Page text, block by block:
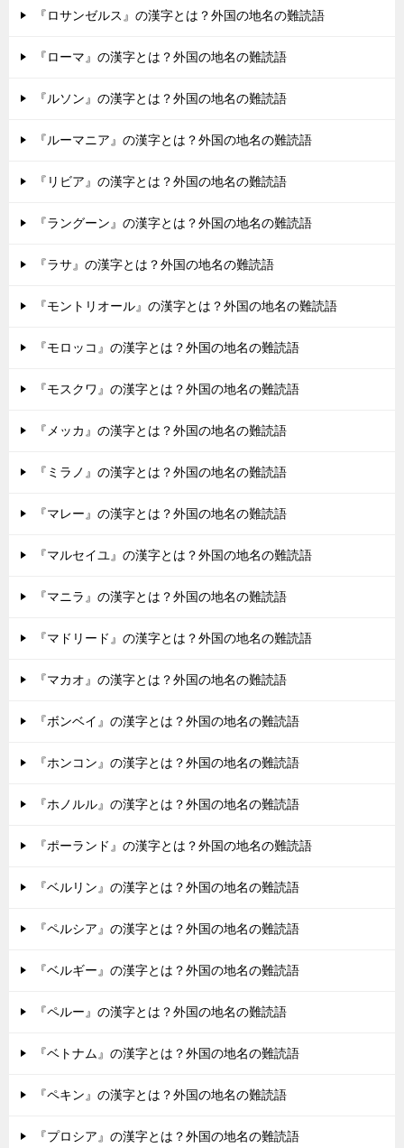
『ロサンゼルス』の漢字とは？外国の地名の難読語
『ローマ』の漢字とは？外国の地名の難読語
『ルソン』の漢字とは？外国の地名の難読語
『ルーマニア』の漢字とは？外国の地名の難読語
『リビア』の漢字とは？外国の地名の難読語
『ラングーン』の漢字とは？外国の地名の難読語
『ラサ』の漢字とは？外国の地名の難読語
『モントリオール』の漢字とは？外国の地名の難読語
『モロッコ』の漢字とは？外国の地名の難読語
『モスクワ』の漢字とは？外国の地名の難読語
『メッカ』の漢字とは？外国の地名の難読語
『ミラノ』の漢字とは？外国の地名の難読語
『マレー』の漢字とは？外国の地名の難読語
『マルセイユ』の漢字とは？外国の地名の難読語
『マニラ』の漢字とは？外国の地名の難読語
『マドリード』の漢字とは？外国の地名の難読語
『マカオ』の漢字とは？外国の地名の難読語
『ボンベイ』の漢字とは？外国の地名の難読語
『ホンコン』の漢字とは？外国の地名の難読語
『ホノルル』の漢字とは？外国の地名の難読語
『ポーランド』の漢字とは？外国の地名の難読語
『ベルリン』の漢字とは？外国の地名の難読語
『ペルシア』の漢字とは？外国の地名の難読語
『ベルギー』の漢字とは？外国の地名の難読語
『ペルー』の漢字とは？外国の地名の難読語
『ベトナム』の漢字とは？外国の地名の難読語
『ペキン』の漢字とは？外国の地名の難読語
『プロシア』の漢字とは？外国の地名の難読語